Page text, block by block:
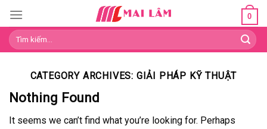
content
0
Tìm
kiếm:
CATEGORY ARCHIVES: GIẢI PHÁP KỸ THUẬT
Nothing Found
It seems we can’t find what you’re looking for. Perhaps